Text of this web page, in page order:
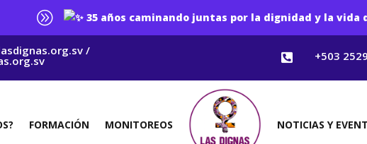
A 35 años caminando juntas por la dignidad y la vida
/  +503
FORMACIÓN MONITOREOS NOTICIAS Y